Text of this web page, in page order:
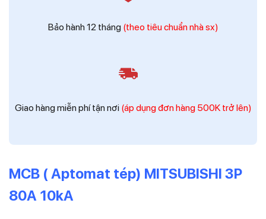
Bảo hành 12 tháng (theo tiêu chuẩn nhà sx)
Giao hàng miễn phí tận nơi (áp dụng đơn hàng 500K trở lên)
MCB ( Aptomat tép) MITSUBISHI 3P
80A 10kA